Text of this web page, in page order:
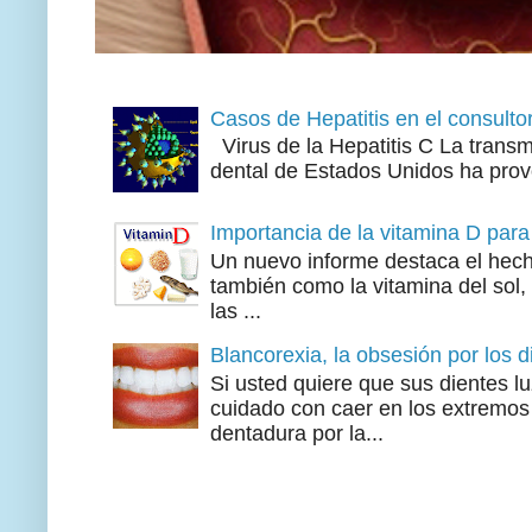
Casos de Hepatitis en el
Virus de la Hepatitis C La
dental de Estados Unidos ha
Importancia de la vitamina D
Un nuevo informe destaca el
también como la vitamina del
las ...
Blancorexia, la obsesión por los
Si usted quiere que sus dientes
cuidado con caer en los
dentadura por la...